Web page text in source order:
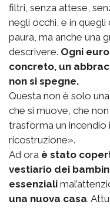
filtri, senza attese,
negli occhi, e in quegli
paura, ma anche una
descrivere. Ogni
concreto, un
non si spegne.
Questa non è solo
che si muove, che
trasforma un incendio
ricostruzione».
Ad ora è stato
vestiario dei
essenziali
una nuova casa.